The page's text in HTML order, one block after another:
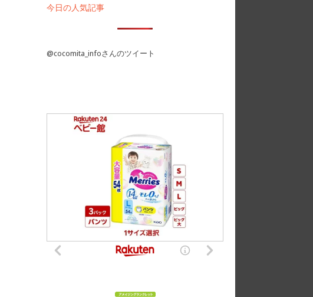
今日の人気記事
@cocomita_infoさんのツイート